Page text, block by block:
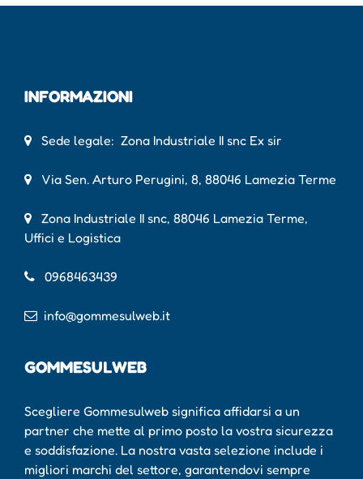
INFORMAZIONI
Sede legale: Zona Industriale II snc Ex sir
Via Sen. Arturo Perugini, 8, 88046 Lamezia Terme
Zona Industriale II snc, 88046 Lamezia Terme,
Uffici e Logistica
0968463439
info@gommesulweb.it
GOMMESULWEB
Scegliere Gommesulweb significa affidarsi a un
partner che mette al primo posto la vostra sicurezza
e soddisfazione. La nostra vasta selezione include i
migliori marchi del settore, garantendovi sempre